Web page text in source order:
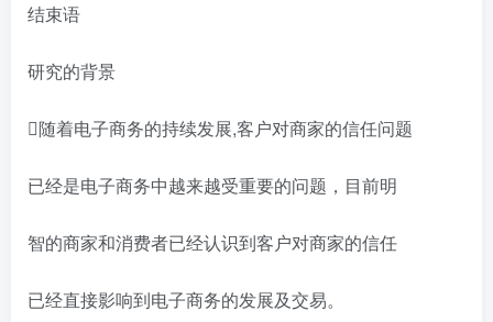
结束语
研究的背景
随着电子商务的持续发展,客户对商家的信任问题
已经是电子商务中越来越受重要的问题，目前明
智的商家和消费者已经认识到客户对商家的信任
已经直接影响到电子商务的发展及交易。